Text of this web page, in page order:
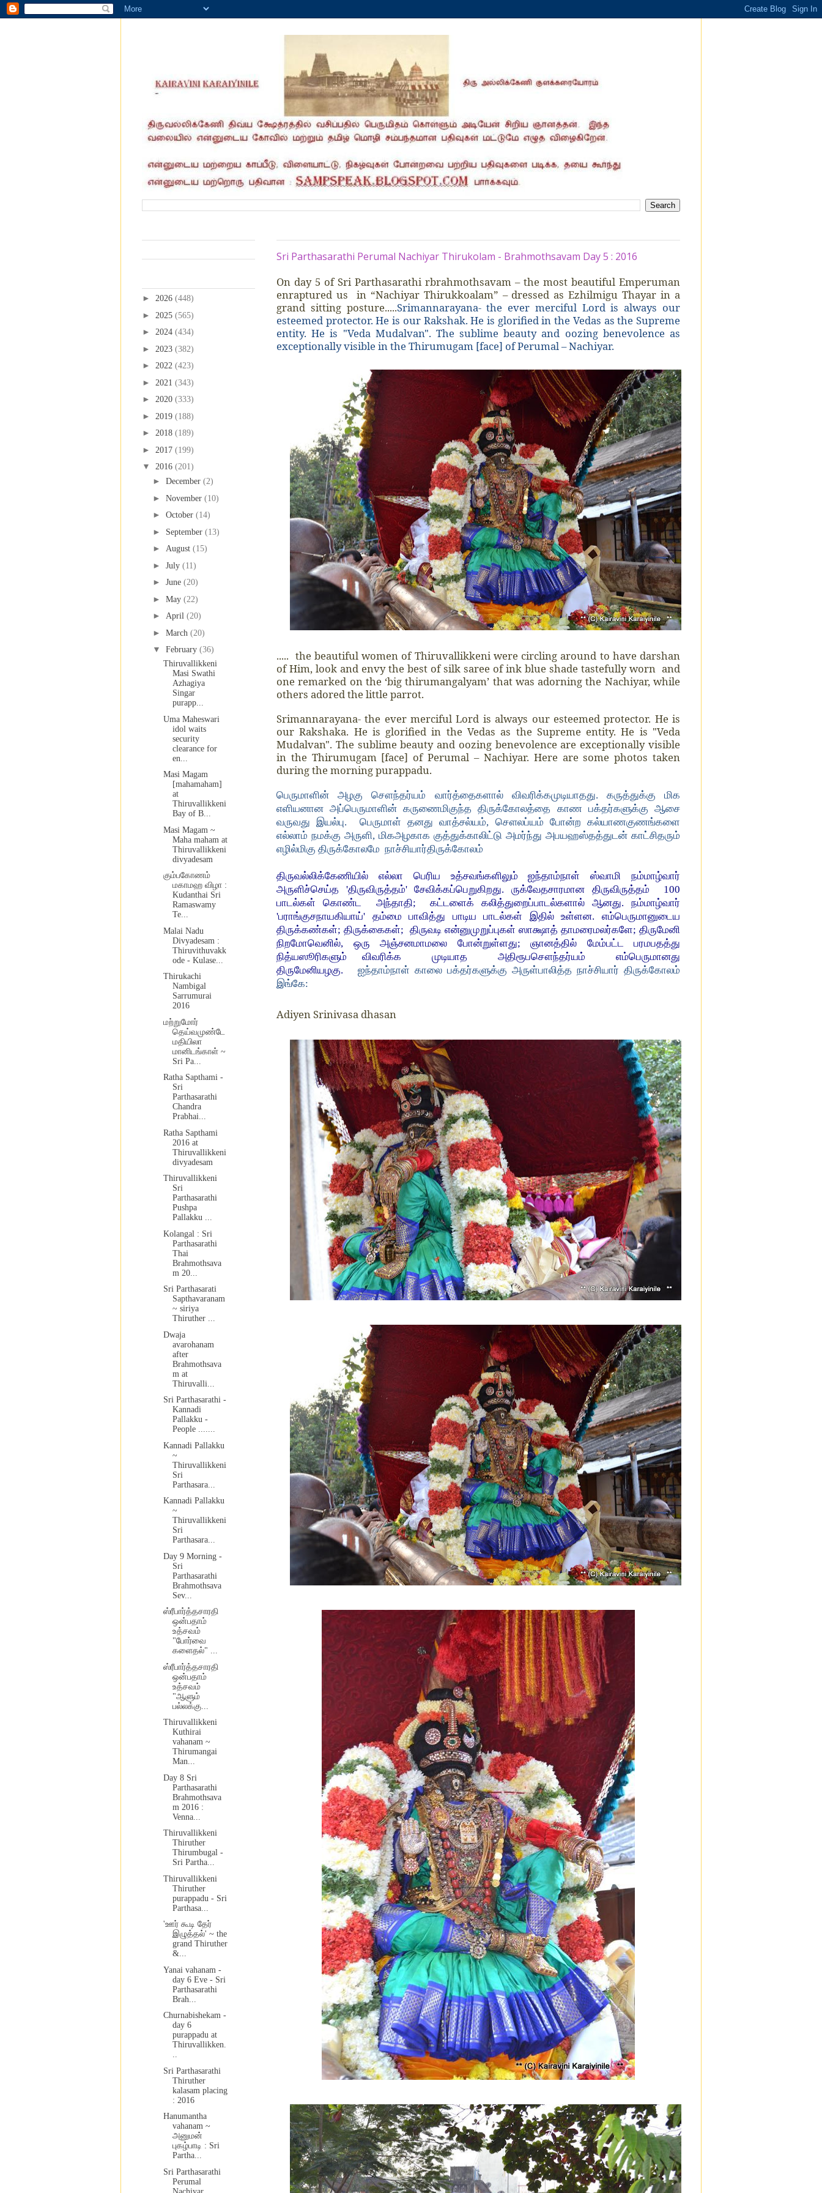
Sri Parthasarathi Perumal Nachiyar Thirukolam - Brahmothsavam Day 5 : 2016
On day 5 of Sri Parthasarathi rbrahmothsavam – the most beautiful Emperuman
enraptured us in “Nachiyar Thirukkoalam” – dressed as Ezhilmigu Thayar in a
grand sitting posture.....Srimannarayana- the ever merciful Lord is always our
esteemed protector. He is our Rakshak. He is glorified in the Vedas as the Supreme
entity. He is "Veda Mudalvan". The sublime beauty and oozing benevolence as
exceptionally visible in the Thirumugam [face] of Perumal – Nachiyar.
..... the beautiful women of Thiruvallikkeni were circling around to have darshan
of Him, look and envy the best of silk saree of ink blue shade tastefully worn and
one remarked on the ‘big thirumangalyam’ that was adorning the Nachiyar, while
others adored the little parrot.
Srimannarayana- the ever merciful Lord is always our esteemed protector. He is
our Rakshaka. He is glorified in the Vedas as the Supreme entity. He is "Veda
Mudalvan". The sublime beauty and oozing benevolence are exceptionally visible
in the Thirumugam [face] of Perumal – Nachiyar. Here are some photos taken
during the morning purappadu.
பெருமாளின் அழகு சௌந்தர்யம் வார்த்தைகளால் விவரிக்கமுடியாதது. கருத்துக்கு மிக
எளியனான அப்பெருமாளின் கருணைமிகுந்த திருக்கோலத்தை காண பக்தர்களுக்கு ஆசை
வருவது இயல்பு.
பெருமாள் தனது வாத்சல்யம், சௌலப்யம் போன்ற கல்யாணகுணங்களை
எல்லாம் நமக்கு அருளி, மிகஅழகாக குத்துக்காலிட்டு அமர்ந்து அபயஹஸ்தத்துடன் காட்சிதரும்
எழில்மிகு திருக்கோலமே நாச்சியார்திருக்கோலம்
திருவல்லிக்கேணியில் எல்லா பெரிய உத்சவங்களிலும் ஐந்தாம்நாள் ஸ்வாமி நம்மாழ்வார்
அருளிச்செய்த 'திருவிருத்தம்'சேவிக்கப்பெறுகிறது. ருக்வேதசாரமான திருவிருத்தம் 100
பாடல்கள் கொண்ட
அந்தாதி;கட்டளைக் கலித்துறைப்பாடல்களால் ஆனது. நம்மாழ்வார்
'பராங்குசநாயகியாய்' தம்மை பாவித்து பாடிய பாடல்கள் இதில் உள்ளன. எம்பெருமானுடைய
திருக்கண்கள்; திருக்கைகள்; திருவடி என்னுமுறுப்புகள் ஸாக்ஷாத் தாமரைமலர்களே; திருமேனி
நிறமோவெனில், ஒரு அஞ்சனமாமலை போன்றுள்ளது; ஞானத்தில் மேம்பட்ட பரமபதத்து
நித்யஸூரிகளும் விவரிக்க
முடியாத அதிரூபசௌந்தர்யம்
எம்பெருமானது
திருமேனியழகு.
ஐந்தாம்நாள் காலை பக்தர்களுக்கு அருள்பாலித்த நாச்சியார் திருக்கோலம்
இங்கே:
Adiyen Srinivasa dhasan
► 2026 (448)
► 2025 (565)
► 2024 (434)
► 2023 (382)
► 2022 (423)
► 2021 (343)
► 2020 (333)
► 2019 (188)
► 2018 (189)
► 2017 (199)
▼ 2016 (201)
► December (2)
► November (10)
► October (14)
► September (13)
► August (15)
► July (11)
► June (20)
► May (22)
► April (20)
► March (20)
▼ February (36)
Thiruvallikkeni
Masi Swathi
Azhagiya
Singar
purapp...
Uma Maheswari
idol waits
security
clearance for
en...
Masi Magam
[mahamaham]
at
Thiruvallikkeni
Bay of B...
Masi Magam ~
Maha maham at
Thiruvallikkeni
divyadesam
கும்பகோணம்
மகாமஹ விழா :
Kudanthai Sri
Ramaswamy
Te...
Malai Nadu
Divyadesam :
Thiruvithuvakk
ode - Kulase...
Thirukachi
Nambigal
Sarrumurai
2016
மற்றுமோர்
தெய்வமுண்டே
மதியிலா
மானிடங்காள் ~
Sri Pa...
Ratha Sapthami -
Sri
Parthasarathi
Chandra
Prabhai...
Ratha Sapthami
2016 at
Thiruvallikkeni
divyadesam
Thiruvallikkeni
Sri
Parthasarathi
Pushpa
Pallakku ...
Kolangal : Sri
Parthasarathi
Thai
Brahmothsava
m 20...
Sri Parthasarati
Sapthavaranam
~ siriya
Thiruther ...
Dwaja
avarohanam
after
Brahmothsava
m at
Thiruvalli...
Sri Parthasarathi -
Kannadi
Pallakku -
People .......
Kannadi Pallakku
~
Thiruvallikkeni
Sri
Parthasara...
Kannadi Pallakku
~
Thiruvallikkeni
Sri
Parthasara...
Day 9 Morning -
Sri
Parthasarathi
Brahmothsava
Sev...
ஸ்ரீபார்த்தசாரதி
ஒன்பதாம்
உத்சவம்
"போர்வை
களைதல்" ...
ஸ்ரீபார்த்தசாரதி
ஒன்பதாம்
உத்சவம்
"ஆளும்
பல்லக்கு...
Thiruvallikkeni
Kuthirai
vahanam ~
Thirumangai
Man...
Day 8 Sri
Parthasarathi
Brahmothsava
m 2016 :
Venna...
Thiruvallikkeni
Thiruther
Thirumbugal -
Sri Partha...
Thiruvallikkeni
Thiruther
purappadu - Sri
Parthasa...
'ஊர் கூடி தேர்
இழுத்தல்' ~ the
grand Thiruther
&...
Yanai vahanam -
day 6 Eve - Sri
Parthasarathi
Brah...
Churnabishekam -
day 6
purappadu at
Thiruvallikken.
..
Sri Parthasarathi
Thiruther
kalasam placing
: 2016
Hanumantha
vahanam ~
அனுமன்
புகழ்பாடி : Sri
Partha...
Sri Parthasarathi
Perumal